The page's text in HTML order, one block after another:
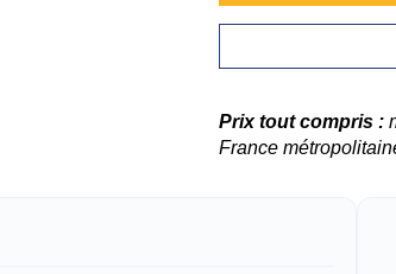
Prix tout compris :
France